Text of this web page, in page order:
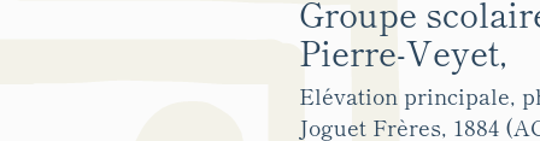
Groupe
Pierre-Veyet,
Elévation principale,
Joguet Frères, 1884